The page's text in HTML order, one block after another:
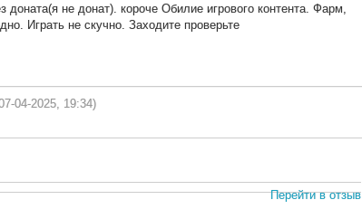
доната(я не донат). короче Обилие игрового контента. Фарм,
Играть не скучно. Заходите проверьте
04-2025, 19:34)
Перейти в отзыв